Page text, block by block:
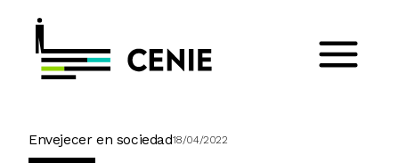
Envejecer en sociedad18/04/2022